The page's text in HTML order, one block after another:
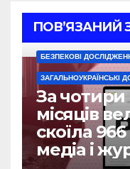
ПОВ’ЯЗАНИЙ
БЕЗПЕКОВІ
ЗАГАЛЬНОУКРАЇНСЬКІ
За чотири
місяців
скоїла
медіа і